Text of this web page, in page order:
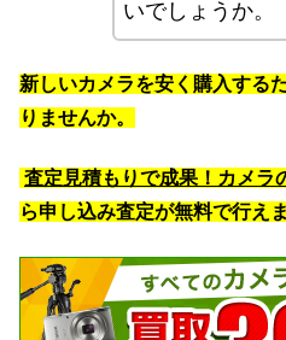
いでしょうか。
新しいカメラを安く購入する
りませんか。
査定見積もりで成果！カメラ
ら申し込み査定が無料で行えま